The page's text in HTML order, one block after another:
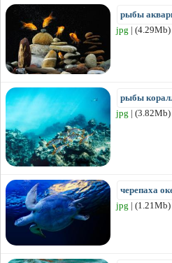
рыбы
jpg | (4.29Mb)
рыбы
jpg | (3.82Mb)
черепаха
jpg | (1.21Mb)